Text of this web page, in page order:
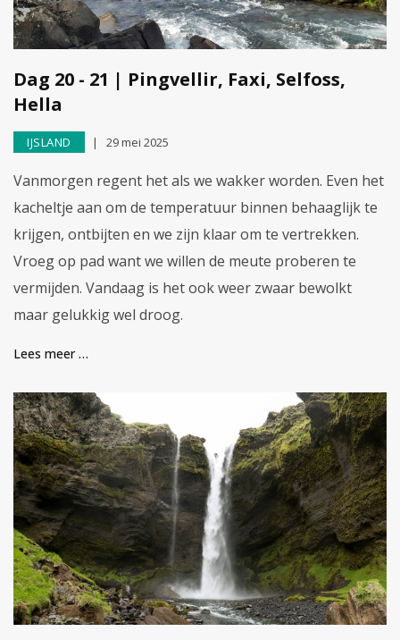
Dag 20 - 21 | Pingvellir, Faxi, Selfoss,
Hella
IJSLAND 29 mei 2025
Vanmorgen regent het als we wakker worden. Even het
kacheltje aan om de temperatuur binnen behaaglijk te
krijgen, ontbijten en we zijn klaar om te vertrekken.
Vroeg op pad want we willen de meute proberen te
vermijden. Vandaag is het ook weer zwaar bewolkt
maar gelukkig wel droog.
Lees meer …